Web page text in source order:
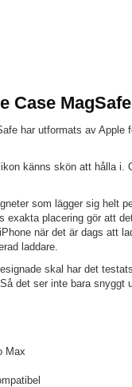
Case MagSafe
har utformats av
känns skön att hålla i.
som lägger sig helt
exakta placering gör att
när det är dags att
laddare.
skal har det
det ser inte bara
Max